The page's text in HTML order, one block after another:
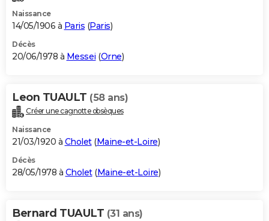
Naissance
14/05/1906 à Paris (Paris)
Décès
20/06/1978 à Messei (Orne)
Leon TUAULT (58 ans)
Créer une cagnotte obsèques
Naissance
21/03/1920 à Cholet(Maine-et-Loire)
Décès
28/05/1978 à Cholet(Maine-et-Loire)
Bernard TUAULT (31 ans)